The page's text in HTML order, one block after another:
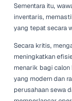
baru yang
Dalam iklim di
menawarkan